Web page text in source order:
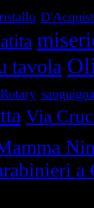
tavola
Rotary
Via